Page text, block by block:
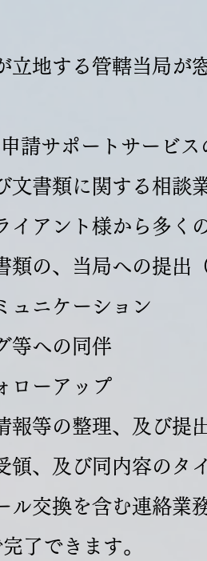
立地する管轄当局が
請サポートサービ
文書類に関する相談
イアント様から多く
の、当局への提出
ュニケーション
等への同伴
ローアップ
報等の整理、及び提
領、及び同内容のタ
ル交換を含む連絡業
了できます。